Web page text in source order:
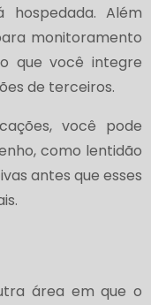
Além
monitoramento
que você integre
de terceiros.
você pode
como lentidão
antes que esses
área em que o